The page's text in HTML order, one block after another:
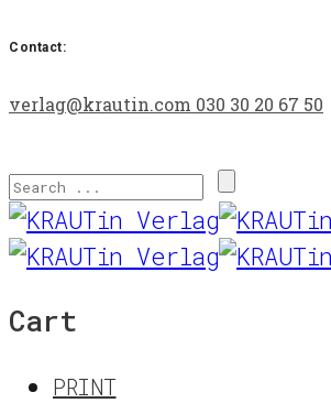
Contact:
verlag@krautin.com 030 30 20 67 50‬
Cart
PRINT